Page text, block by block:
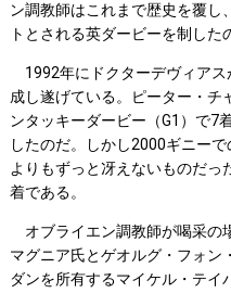
ン調教師はこれまで歴史を覆し
トとされる英ダービーを制した
1992年にドクターデヴィアス
成し遂げている。ピーター・チ
ンタッキーダービー（G1）で7
したのだ。しかし2000ギニー
よりもずっと冴えないものだ
着である。
オブライエン調教師が喝采の
マグニア氏とゲオルグ・フォン
ダンを所有するマイケル・テイ